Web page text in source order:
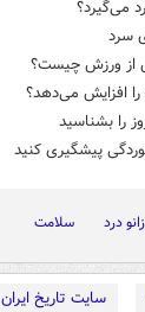
می‌گیرد؟
سرد
از ورزش چیست؟
را افزایش می‌دهد؟
را بشناسید
پیشگیری کنید
زانو درد سلامت
سایت تاریخ ایران